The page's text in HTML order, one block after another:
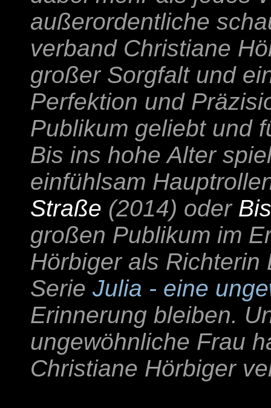
außerordentliche
verband Christiane
großer Sorgfalt und
Perfektion und
Publikum geliebt und
Bis ins hohe Alter
einfühlsam
Straße (2014) oder
großen Publikum im
Hörbiger als Richterin
Serie Julia - eine
Erinnerung bleiben.
ungewöhnliche Frau
Christiane Hörbiger